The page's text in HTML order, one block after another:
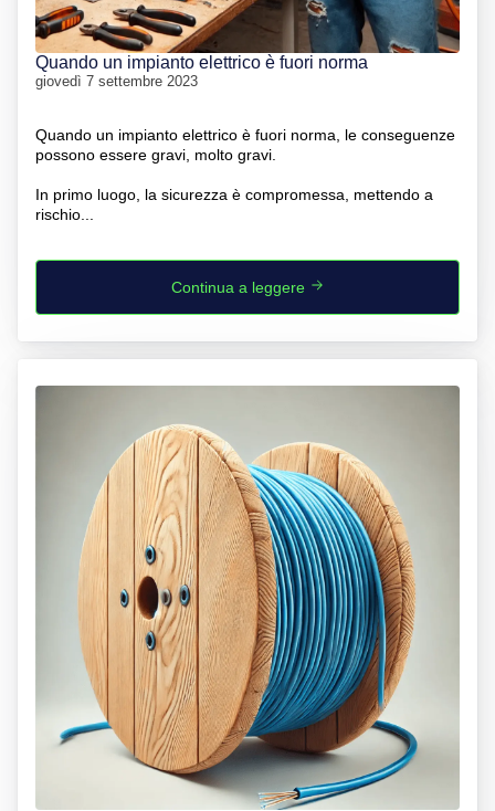
Quando un impianto elettrico è fuori norma
giovedì 7 settembre 2023
Quando un impianto elettrico è fuori norma, le conseguenze
possono essere gravi, molto gravi.
In primo luogo, la sicurezza è compromessa, mettendo a
rischio...
Continua a leggere